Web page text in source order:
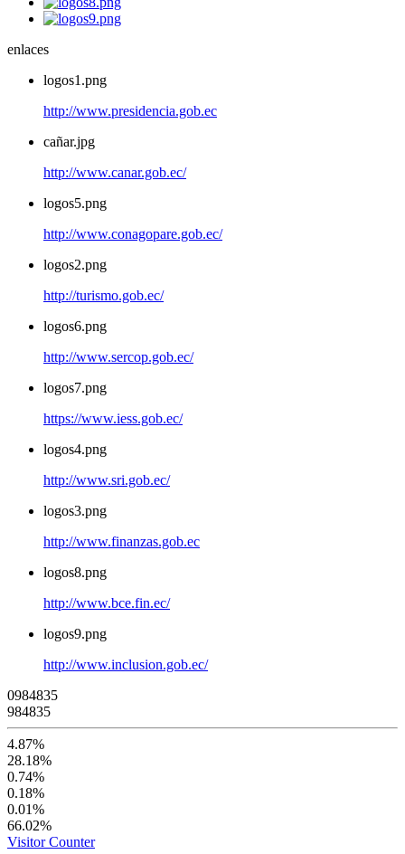
enlaces
logos1.png
http://www.presidencia.gob.ec
cañar.jpg
http://www.canar.gob.ec/
logos5.png
http://www.conagopare.gob.ec/
logos2.png
http://turismo.gob.ec/
logos6.png
http://www.sercop.gob.ec/
logos7.png
https://www.iess.gob.ec/
logos4.png
http://www.sri.gob.ec/
logos3.png
http://www.finanzas.gob.ec
logos8.png
http://www.bce.fin.ec/
logos9.png
http://www.inclusion.gob.ec/
0984835
984835
4.87%
28.18%
0.74%
0.18%
0.01%
66.02%
Visitor Counter